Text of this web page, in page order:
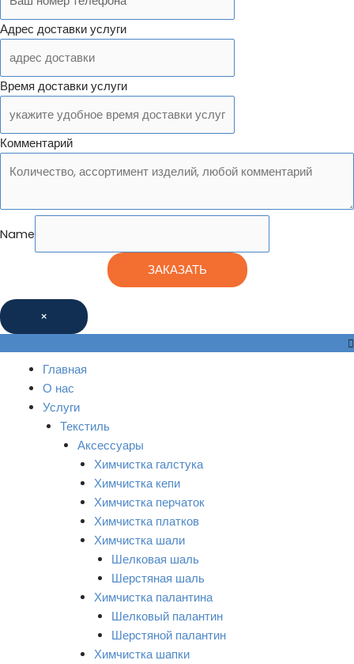
Адрес доставки услуги
Время доставки услуги
Комментарий
Name
ЗАКАЗАТЬ
×
Главная
О нас
Услуги
Текстиль
Аксессуары
Химчистка галстука
Химчистка кепи
Химчистка перчаток
Химчистка платков
Химчистка шали
Шелковая шаль
Шерстяная шаль
Химчистка палантина
Шелковый палантин
Шерстяной палантин
Химчистка шапки